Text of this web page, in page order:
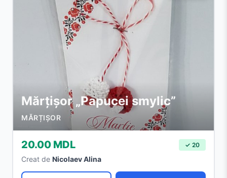
Mărțișor „Papucei smylic”
MĂRȚIȘOR
20.00 MDL ✓ 20
Creat de Nicolaev Alina